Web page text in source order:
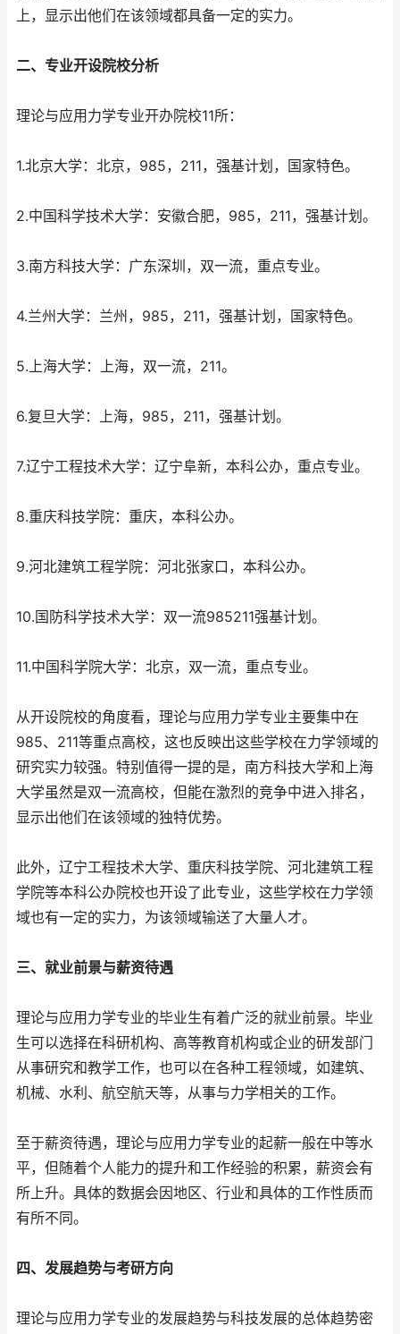
上，显示出他们在该领域都具备一定的实力。
二、专业开设院校分析
理论与应用力学专业开办院校11所：
1.北京大学：北京，985，211，强基计划，国家特色。
2.中国科学技术大学：安徽合肥，985，211，强基计划。
3.南方科技大学：广东深圳，双一流，重点专业。
4.兰州大学：兰州，985，211，强基计划，国家特色。
5.上海大学：上海，双一流，211。
6.复旦大学：上海，985，211，强基计划。
7.辽宁工程技术大学：辽宁阜新，本科公办，重点专业。
8.重庆科技学院：重庆，本科公办。
9.河北建筑工程学院：河北张家口，本科公办。
10.国防科学技术大学：双一流985211强基计划。
11.中国科学院大学：北京，双一流，重点专业。
从开设院校的角度看，理论与应用力学专业主要集中在
985、211等重点高校，这也反映出这些学校在力学领域的
研究实力较强。特别值得一提的是，南方科技大学和上海
大学虽然是双一流高校，但能在激烈的竞争中进入排名，
显示出他们在该领域的独特优势。
此外，辽宁工程技术大学、重庆科技学院、河北建筑工程
学院等本科公办院校也开设了此专业，这些学校在力学领
域也有一定的实力，为该领域输送了大量人才。
三、就业前景与薪资待遇
理论与应用力学专业的毕业生有着广泛的就业前景。毕业
生可以选择在科研机构、高等教育机构或企业的研发部门
从事研究和教学工作，也可以在各种工程领域，如建筑、
机械、水利、航空航天等，从事与力学相关的工作。
至于薪资待遇，理论与应用力学专业的起薪一般在中等水
平，但随着个人能力的提升和工作经验的积累，薪资会有
所上升。具体的数据会因地区、行业和具体的工作性质而
有所不同。
四、发展趋势与考研方向
理论与应用力学专业的发展趋势与科技发展的总体趋势密